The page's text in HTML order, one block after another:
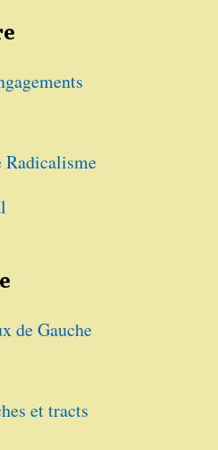
Radicalisme
de Gauche
et tracts